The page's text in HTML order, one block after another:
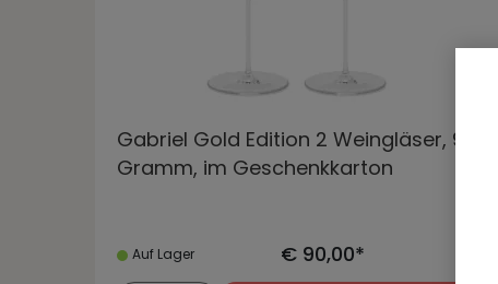
Gabriel Gold Edition 2 Weingläser, 90
Gramm, im Geschenkkarton
Auf Lager € 90,00*